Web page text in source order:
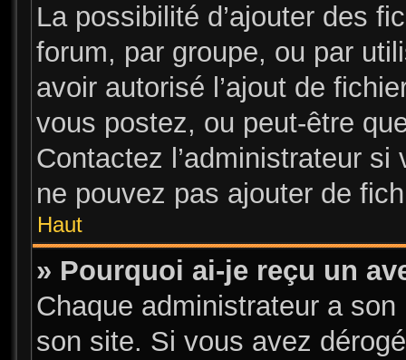
La possibilité d’ajouter des
forum, par groupe, ou par
avoir autorisé l’ajout de
vous postez, ou peut-être
Contactez l’administrateur
ne pouvez pas ajouter de
Haut
» Pourquoi ai-je reçu un
Chaque administrateur a
son site. Si vous avez